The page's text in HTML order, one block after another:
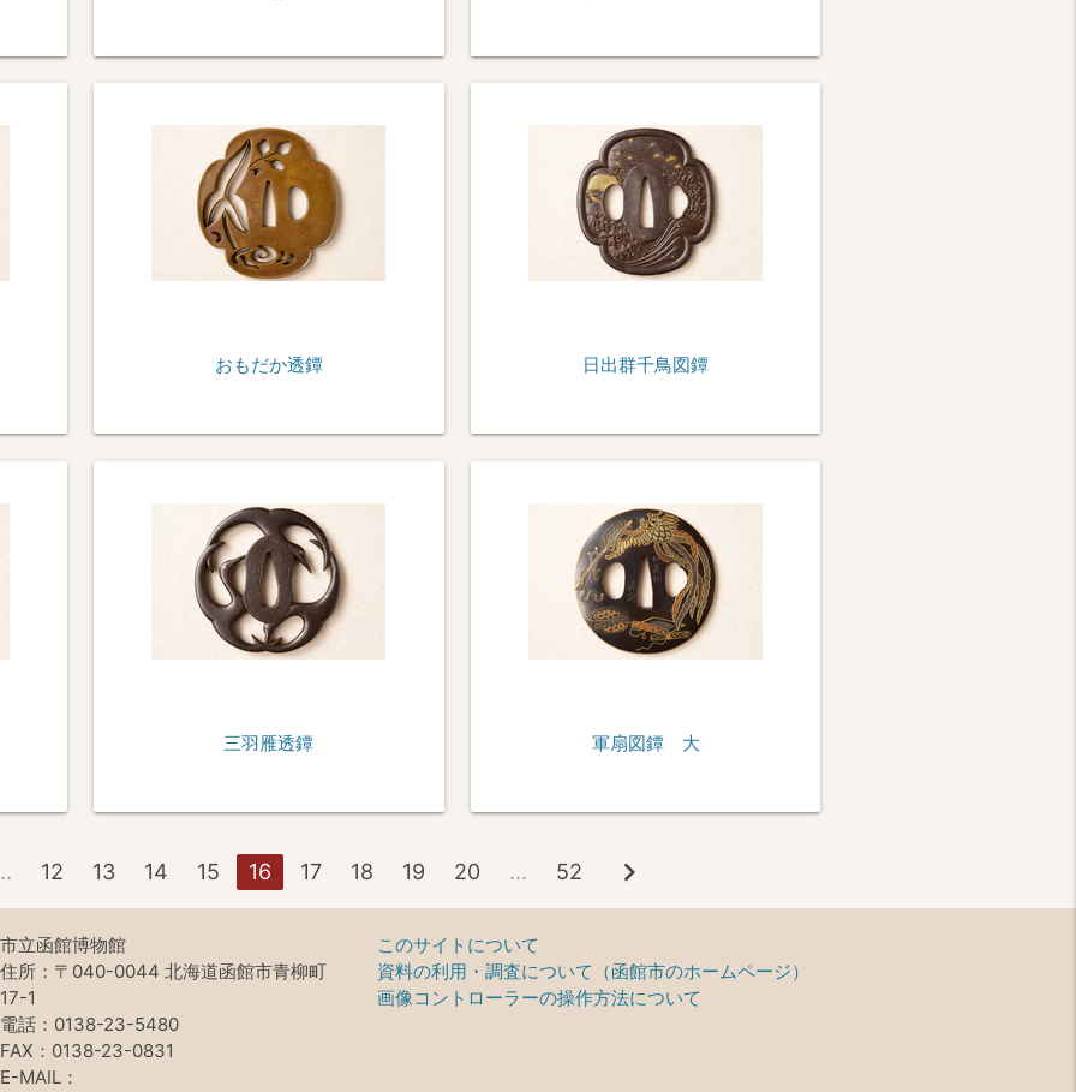
おもだか透鐔 日出群千鳥図鐔
三羽雁透鐔 軍扇図鐔 大
12 13 14 15 16 17 18 19 20 ... 52 chevron_right
市立函館博物館
住所：〒040-0044 北海道函館市青柳町
17-1
電話：0138-23-5480
FAX：0138-23-0831
E-MAIL：
このサイトについて
資料の利用・調査について（函館市のホームページ）
画像コントローラーの操作方法について